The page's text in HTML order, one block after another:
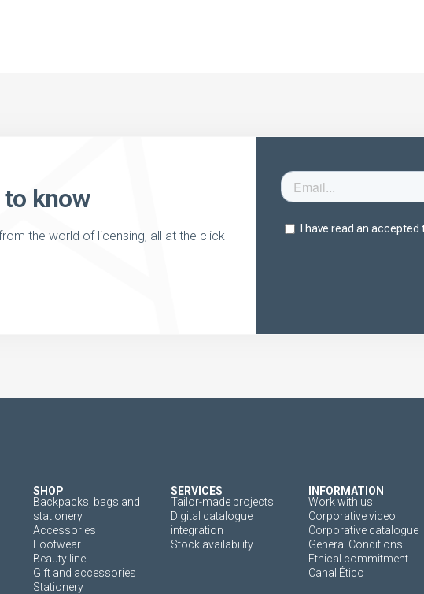
know
the world of licensing, all at the click
SHOP
Backpacks, bags and
stationery
Accessories
Footwear
Beauty line
Gift and accessories
Stationery
SERVICES
Tailor-made projects
Digital catalogue
integration
Stock availability
INFORMATION
Work with us
Corporative video
Corporative catalogue
General Conditions
Ethical commitment
Canal Ético